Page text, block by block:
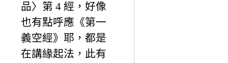
品〉第 4 經，好像
也有點呼應《第一
義空經》耶，都是
在講緣起法，此有